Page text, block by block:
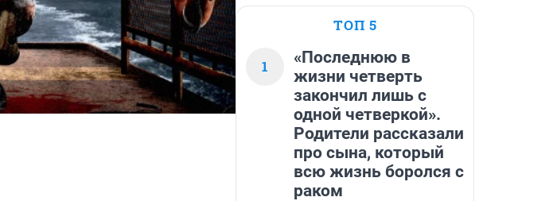
ТОП 5
1
«Последнюю в
жизни четверть
закончил лишь с
одной четверкой».
Родители рассказали
про сына, который
всю жизнь боролся с
раком